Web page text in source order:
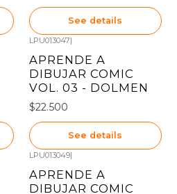
See details
LPU013047|
APRENDE A
DIBUJAR COMIC
VOL. 03 - DOLMEN
$22.500
See details
LPU013049|
APRENDE A
DIBUJAR COMIC